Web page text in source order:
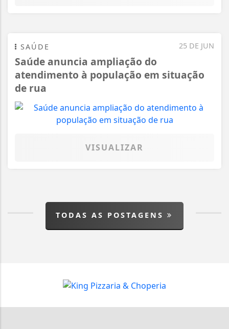
25 DE JUN
SAÚDE
Saúde anuncia ampliação do
atendimento à população em situação
de rua
VISUALIZAR
TODAS AS POSTAGENS